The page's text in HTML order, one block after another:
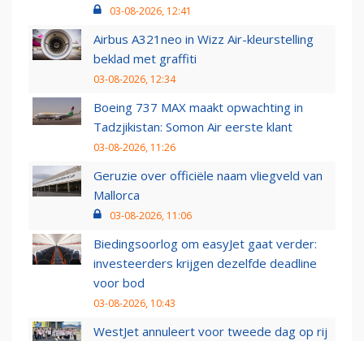
03-08-2026, 12:41
Airbus A321neo in Wizz Air-kleurstelling
beklad met graffiti
03-08-2026, 12:34
Boeing 737 MAX maakt opwachting in
Tadzjikistan: Somon Air eerste klant
03-08-2026, 11:26
Geruzie over officiële naam vliegveld van
Mallorca
03-08-2026, 11:06
Biedingsoorlog om easyJet gaat verder:
investeerders krijgen dezelfde deadline
voor bod
03-08-2026, 10:43
WestJet annuleert voor tweede dag op rij